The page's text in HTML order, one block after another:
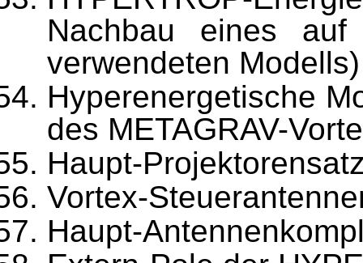
Nach­bau eines auf
verwendeten Modells)
Hyperenergetische
des METAGRAV-
Haupt-
Vortex-
Haupt-